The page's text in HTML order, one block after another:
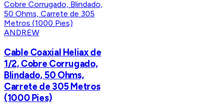
ANDREW
Cable Coaxial Heliax de
1/2, Cobre Corrugado,
Blindado, 50 Ohms,
Carrete de 305 Metros
(1000 Pies)